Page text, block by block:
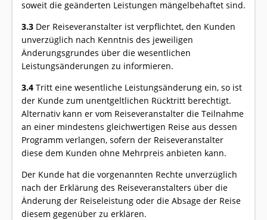
soweit die geänderten Leistungen mängelbehaftet sind.
3.3 Der Reiseveranstalter ist verpflichtet, den Kunden
unverzüglich nach Kenntnis des jeweiligen
Änderungsgrundes über die wesentlichen
Leistungsänderungen zu informieren.
3.4 Tritt eine wesentliche Leistungsänderung ein, so ist
der Kunde zum unentgeltlichen Rücktritt berechtigt.
Alternativ kann er vom Reiseveranstalter die Teilnahme
an einer mindestens gleichwertigen Reise aus dessen
Programm verlangen, sofern der Reiseveranstalter
diese dem Kunden ohne Mehrpreis anbieten kann.
Der Kunde hat die vorgenannten Rechte unverzüglich
nach der Erklärung des Reiseveranstalters über die
Änderung der Reiseleistung oder die Absage der Reise
diesem gegenüber zu erklären.